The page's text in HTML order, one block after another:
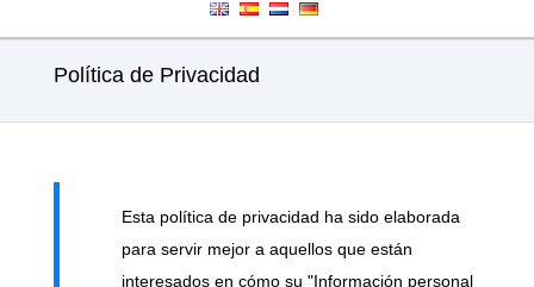
Política de Privacidad
Esta política de privacidad ha sido elaborada
para servir mejor a aquellos que están
interesados en cómo su "Información personal